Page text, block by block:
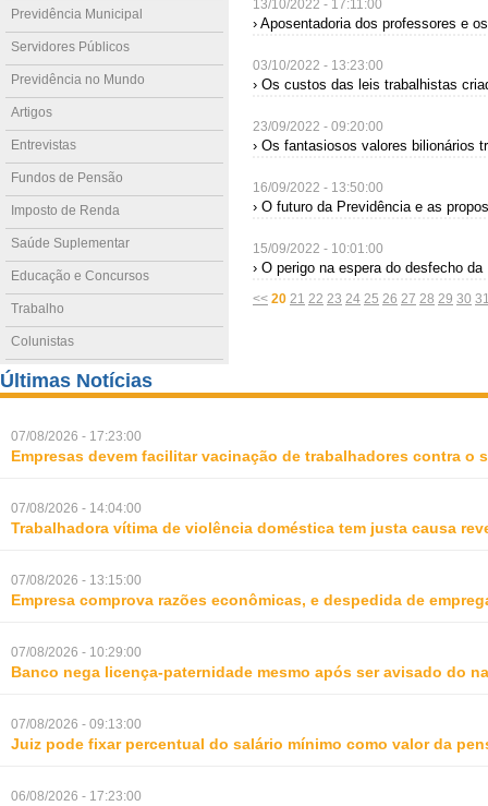
Previdência Municipal
Servidores Públicos
Previdência no Mundo
Artigos
Entrevistas
Fundos de Pensão
Imposto de Renda
Saúde Suplementar
Educação e Concursos
Trabalho
Colunistas
13/10/2022 - 17:11:00
› Aposentadoria dos professores e
03/10/2022 - 13:23:00
› Os custos das leis trabalhistas
23/09/2022 - 09:20:00
› Os fantasiosos valores bilionários
16/09/2022 - 13:50:00
› O futuro da Previdência e as
15/09/2022 - 10:01:00
› O perigo na espera do desfecho
<< 20 21 22 23 24 25 26 27 28 29 30
Últimas Notícias
07/08/2026 - 17:23:00
Empresas devem facilitar vacinação de trabalhadores contra o
07/08/2026 - 14:04:00
Trabalhadora vítima de violência doméstica tem justa causa
07/08/2026 - 13:15:00
Empresa comprova razões econômicas, e despedida de
07/08/2026 - 10:29:00
Banco nega licença-paternidade mesmo após ser avisado do
07/08/2026 - 09:13:00
Juiz pode fixar percentual do salário mínimo como valor da
06/08/2026 - 17:23:00